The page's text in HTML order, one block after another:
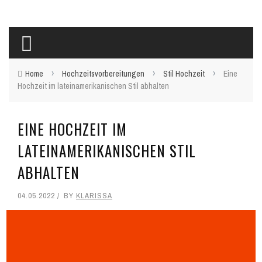
Home › Hochzeitsvorbereitungen › Stil Hochzeit ›
Eine
Hochzeit im lateinamerikanischen Stil abhalten
EINE HOCHZEIT IM
LATEINAMERIKANISCHEN STIL
ABHALTEN
04.05.2022 BY KLARISSA